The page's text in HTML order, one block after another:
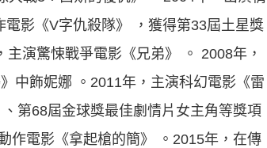
影《V字仇殺隊》 ，獲得第33屆土星獎
演驚悚戰爭電影《兄弟》 。 2008年，
中飾妮娜 。2011年，主演科幻電影《雷
第68屆金球獎最佳劇情片女主角等獎項
作電影《拿起槍的簡》 。2015年，在傳